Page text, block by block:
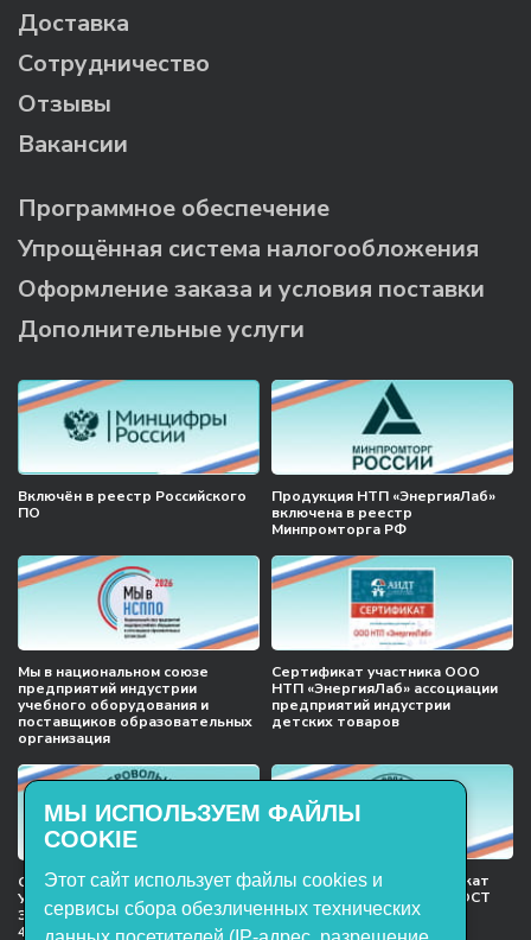
Доставка
Сотрудничество
Отзывы
Вакансии
Программное обеспечение
Упрощённая система налогообложения
Оформление заказа и условия поставки
Дополнительные услуги
Включён в реестр Российского
ПО
Продукция НТП «ЭнергияЛаб»
включена в реестр
Минпромторга РФ
Мы в национальном союзе
предприятий индустрии
учебного оборудования и
поставщиков образовательных
организация
Сертификат участника ООО
НТП «ЭнергияЛаб» ассоциации
предприятий индустрии
детских товаров
Сертификат соответствия
Учебное оборудование, марки
ЭнергияЛаб ТУ 32.99.53–001–
47627947–2021 Серийный выпуск
Международный сертификат
менеджмента качества ГОСТ
ISO 9001:2015
МЫ ИСПОЛЬЗУЕМ ФАЙЛЫ
COOKIE
Этот сайт использует файлы cookies и
сервисы сбора обезличенных технических